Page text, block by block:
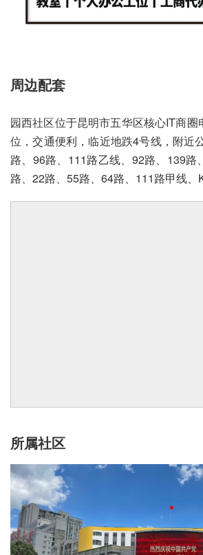
周边配套
园西社区位于昆明市五华区核心IT商圈
位，交通便利，临近地跌4号线，附近
路、96路、111路乙线、92路、139路
路、22路、55路、64路、111路甲线、
所属社区